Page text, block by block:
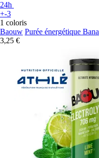
24h
+-3
1 coloris
Baouw Purée énergétique
3,25 €